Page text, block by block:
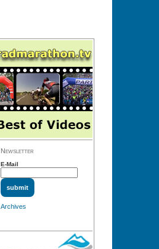
Newsletter
E-Mail
Archives